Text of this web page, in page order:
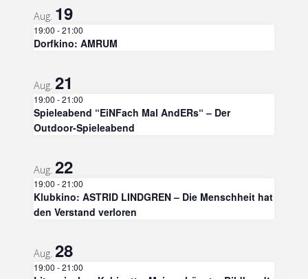
Aug. 19
19:00 -21:00
Dorfkino: AMRUM
Aug. 21
19:00 -21:00
Spieleabend “EiNFach Mal AndERs“ – Der
Outdoor-Spieleabend
Aug. 22
19:00 -21:00
Klubkino: ASTRID LINDGREN – Die Menschheit hat
den Verstand verloren
Aug. 28
19:00 -21:00